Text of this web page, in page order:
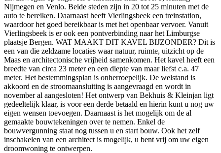
Nijmegen en Venlo. Beide steden zijn in 20 tot 25 minuten met de
auto te bereiken. Daarnaast heeft Vierlingsbeek een treinstation,
waardoor het goed bereikbaar is met het openbaar vervoer. Vanuit
Vierlingsbeek is er ook een pontverbinding naar het Limburgse
plaatsje Bergen. WAT MAAKT DIT KAVEL BIJZONDER? Dit is
een van die zeldzame locaties waar natuur, ruimte, uitzicht op de
Maas en architectonische vrijheid samenkomen. Het kavel heeft een
breedte van circa 23 meter en een diepte van maar liefst c.a. 47
meter. Het bestemmingsplan is onherroepelijk. De welstand is
akkoord en de stroomaansluiting is aangevraagd en wordt in
november al aangesloten! Het ontwerp van Bekhuis & Kleinjan ligt
gedeeltelijk klaar, is voor een derde betaald en hierin kunt u nog uw
eigen wensen toevoegen. Daarnaast is het mogelijk om de al
gemaakte bouwtekeningen over te nemen. Enkel de
bouwvergunning staat nog tussen u en start bouw. Ook het zelf
inschakelen van een architect is mogelijk, u bent vrij om uw eigen
droomwoning te ontwerpen.